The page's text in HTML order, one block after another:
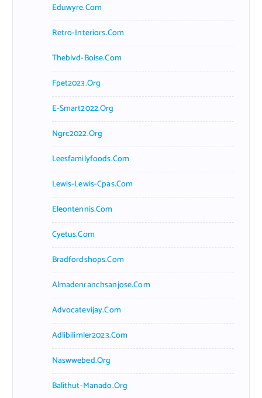
Eduwyre.com
Retro-Interiors.com
Theblvd-Boise.com
Fpet2023.org
E-Smart2022.org
Ngrc2022.org
Leesfamilyfoods.com
Lewis-Lewis-Cpas.com
Eleontennis.com
Cyetus.com
Bradfordshops.com
Almadenranchsanjose.com
Advocatevijay.com
Adlibilimler2023.com
Naswwebed.org
Balithut-Manado.org